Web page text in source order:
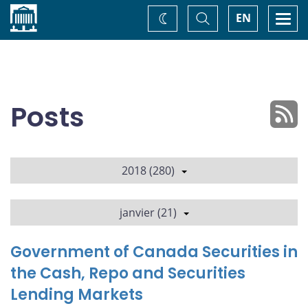
Accueil EN
Basculer
la
recherche
Changez
de
Posts
2018 (280)
janvier (21)
Government of Canada Securities in
the Cash, Repo and Securities
Lending Markets